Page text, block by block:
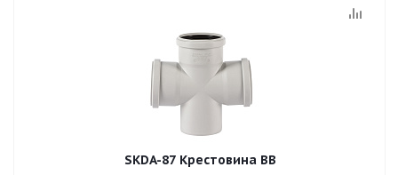
SKDA-87 Крестовина ВВ